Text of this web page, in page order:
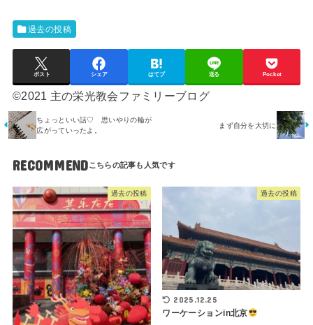
過去の投稿
ポスト シェア はてブ 送る Pocket
©2021 主の栄光教会ファミリーブログ
ちょっといい話♡ 思いやりの輪が
広がっていったよ。
まず自分を大切に
RECOMMEND
過去の投稿 過去の投稿
2025.12.25
ワーケーションin北京